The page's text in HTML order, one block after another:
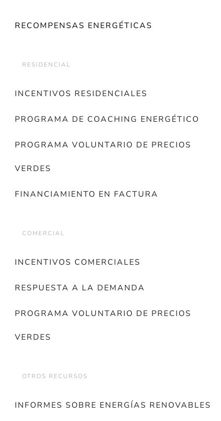
RECOMPENSAS ENERGÉTICAS
RESIDENCIAL
INCENTIVOS RESIDENCIALES
PROGRAMA DE COACHING ENERGÉTICO
PROGRAMA VOLUNTARIO DE PRECIOS
VERDES
FINANCIAMIENTO EN FACTURA
COMERCIAL
INCENTIVOS COMERCIALES
RESPUESTA A LA DEMANDA
PROGRAMA VOLUNTARIO DE PRECIOS
VERDES
OTROS RECURSOS
INFORMES SOBRE ENERGÍAS RENOVABLES